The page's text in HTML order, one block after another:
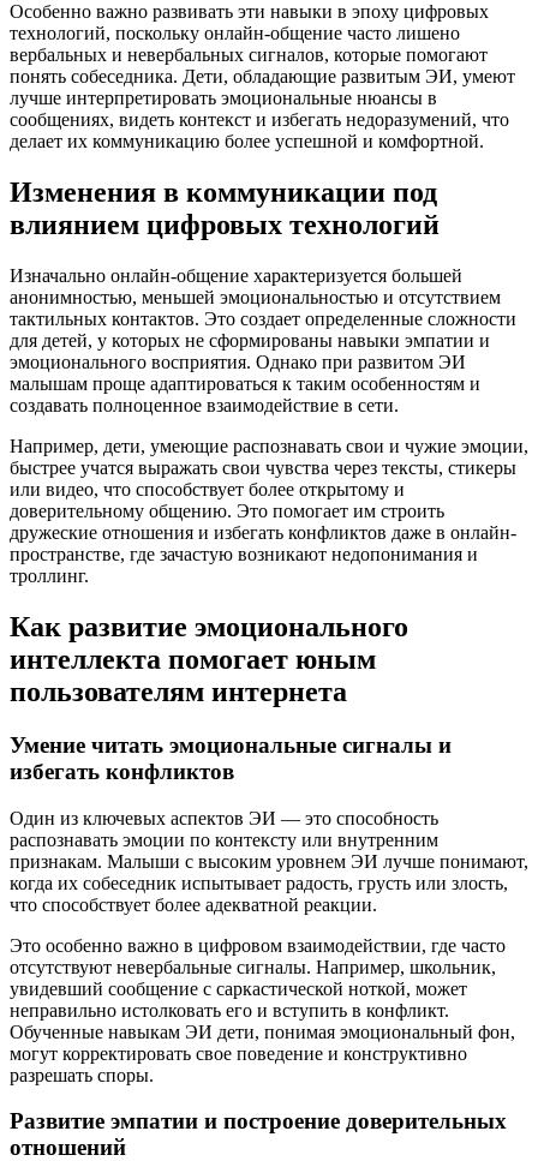
Особенно важно развивать эти навыки в эпоху цифровых
технологий, поскольку онлайн-общение часто лишено
вербальных и невербальных сигналов, которые помогают
понять собеседника. Дети, обладающие развитым ЭИ, умеют
лучше интерпретировать эмоциональные нюансы в
сообщениях, видеть контекст и избегать недоразумений, что
делает их коммуникацию более успешной и комфортной.
Изменения в коммуникации под
влиянием цифровых технологий
Изначально онлайн-общение характеризуется большей
анонимностью, меньшей эмоциональностью и отсутствием
тактильных контактов. Это создает определенные сложности
для детей, у которых не сформированы навыки эмпатии и
эмоционального восприятия. Однако при развитом ЭИ
малышам проще адаптироваться к таким особенностям и
создавать полноценное взаимодействие в сети.
Например, дети, умеющие распознавать свои и чужие эмоции,
быстрее учатся выражать свои чувства через тексты, стикеры
или видео, что способствует более открытому и
доверительному общению. Это помогает им строить
дружеские отношения и избегать конфликтов даже в онлайн-
пространстве, где зачастую возникают недопонимания и
троллинг.
Как развитие эмоционального
интеллекта помогает юным
пользователям интернета
Умение читать эмоциональные сигналы и
избегать конфликтов
Один из ключевых аспектов ЭИ — это способность
распознавать эмоции по контексту или внутренним
признакам. Малыши с высоким уровнем ЭИ лучше понимают,
когда их собеседник испытывает радость, грусть или злость,
что способствует более адекватной реакции.
Это особенно важно в цифровом взаимодействии, где часто
отсутствуют невербальные сигналы. Например, школьник,
увидевший сообщение с саркастической ноткой, может
неправильно истолковать его и вступить в конфликт.
Обученные навыкам ЭИ дети, понимая эмоциональный фон,
могут корректировать свое поведение и конструктивно
разрешать споры.
Развитие эмпатии и построение доверительных
отношений